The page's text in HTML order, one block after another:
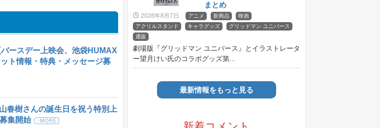
ースデー上映会、池袋HUMAX
ト情報・特典・メッセージ募
春樹さんの誕生日を祝う特別上
集開始
まとめ
2026年8月7日 アニメ 新商品
映画
アクリルスタンド
キャラグッズ
グリッドマン ユニバース
通販
劇場版『グリッドマン ユニバース』とイラストレータ
ー望月けい氏のコラボグッズ第...
最新情報をもっと見る